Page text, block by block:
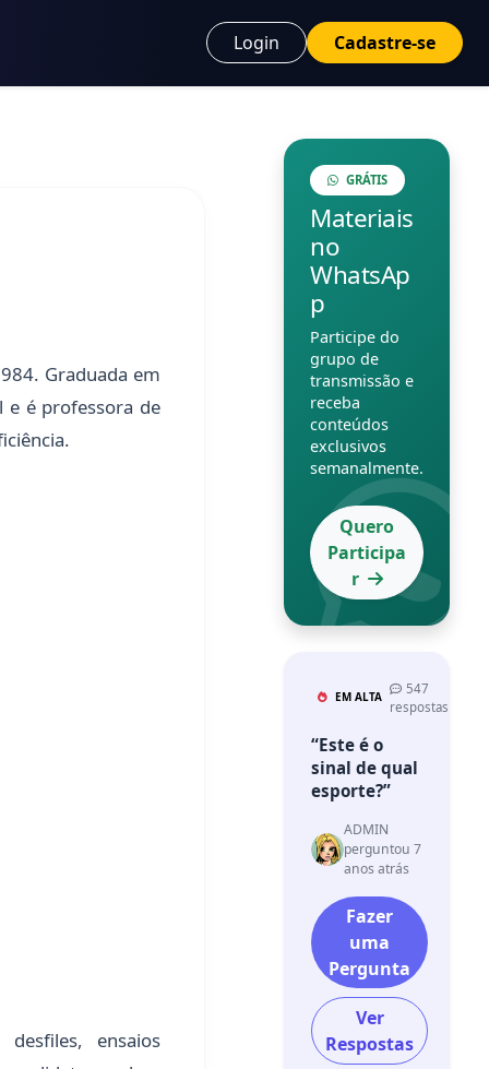
Login Cadastre-se
Graduada em
e é professora de
ensaios
GRÁTIS
Materiais
no
WhatsAp
p
Participe do
grupo de
transmissão e
receba
conteúdos
exclusivos
semanalmente.
Quero
Participa
r
EM ALTA
547
respostas
“Este é o
sinal de qual
esporte?”
ADMIN
perguntou 7
anos atrás
Fazer
uma
Pergunta
Ver
Respostas